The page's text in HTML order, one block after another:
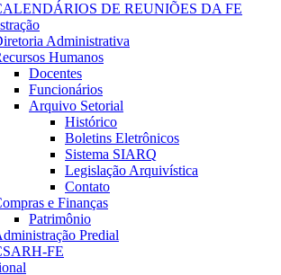
DE REUNIÕES DA FE
Administrativa
Humanos
Docentes
Funcionários
Arquivo Setorial
Histórico
Boletins Eletrônicos
Sistema SIARQ
Legislação Arquivística
Contato
e Finanças
Patrimônio
Predial
FE